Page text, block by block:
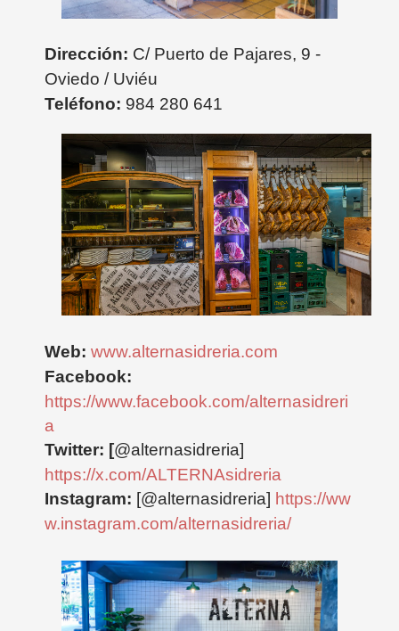
Dirección: C/ Puerto de Pajares, 9 -
Oviedo / Uviéu
Teléfono: 984 280 641
Web: www.alternasidreria.com
Facebook:
https://www.facebook.com/alternasidreri
a
Twitter: [@alternasidreria]
https://x.com/ALTERNAsidreria
Instagram: [@alternasidreria] https://ww
w.instagram.com/alternasidreria/